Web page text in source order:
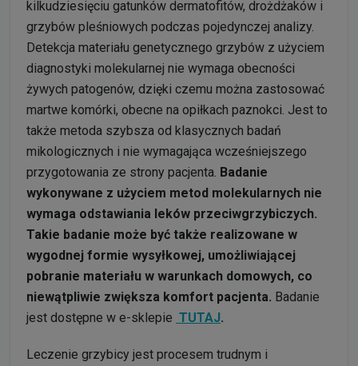
kilkudziesięciu gatunków dermatofitów, drożdżaków i
grzybów pleśniowych podczas pojedynczej analizy.
Detekcja materiału genetycznego grzybów z użyciem
diagnostyki molekularnej nie wymaga obecności
żywych patogenów, dzięki czemu można zastosować
martwe komórki, obecne na opiłkach paznokci. Jest to
także metoda szybsza od klasycznych badań
mikologicznych i nie wymagająca wcześniejszego
przygotowania ze strony pacjenta. Badanie
wykonywane z użyciem metod molekularnych nie
wymaga odstawiania leków przeciwgrzybiczych.
Takie badanie może być także realizowane w
wygodnej formie wysyłkowej, umożliwiającej
pobranie materiału w warunkach domowych, co
niewątpliwie zwiększa komfort pacjenta. Badanie
jest dostępne w e-sklepie TUTAJ.
Leczenie grzybicy jest procesem trudnym i